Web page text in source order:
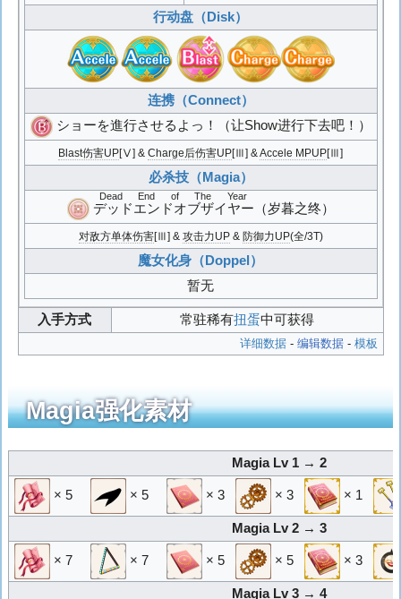
行动盘（Disk）
连携（Connect）
ショーを進行させるよっ！
（让Show进行下去吧！）
Blast伤害UP[Ⅴ] & Charge后伤害UP[Ⅲ] & Accele MPUP[Ⅲ]
必杀技（Magia）
デッドエンドオブザイヤー
Dead End of The Year
（岁暮之终）
对敌方单体伤害[Ⅲ] & 攻击力UP& 防御力UP(全/3T)
魔女化身（Doppel）
暂无
入手方式 常驻稀有扭蛋中可获得
详细数据 -编辑数据 -模板
Magia强化素材
Magia Lv 1 → 2
× 5 × 5 × 3 × 3 × 1
Magia Lv 2 → 3
× 7 × 7 × 5 × 5 × 3
Magia Lv 3 → 4